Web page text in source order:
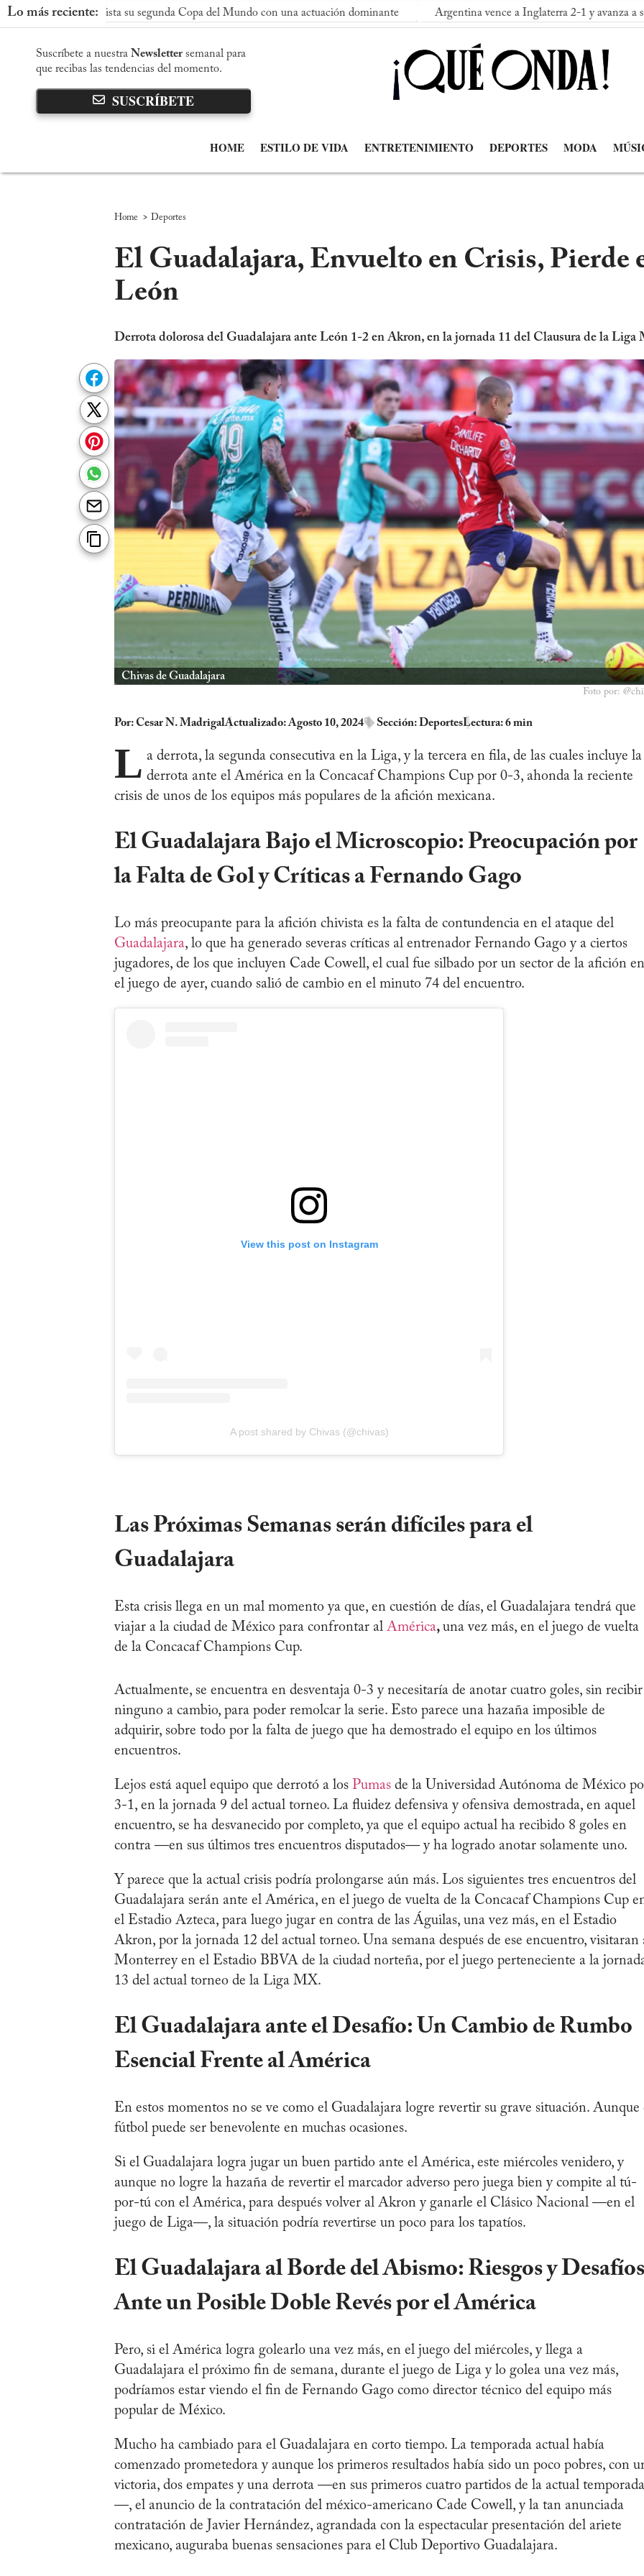
Lo más reciente:
conquista su segunda Copa del Mundo con una actuación dominante Argentina vence a Inglaterra 2-1 y avanza a su
Suscríbete a nuestra Newsletter semanal para
que recibas las tendencias del momento.
SUSCRÍBETE
HOME ESTILO DE VIDA ENTRETENIMIENTO DEPORTES MODA
Home > Deportes
El Guadalajara, Envuelto en Crisis, Pierde
León
Derrota dolorosa del Guadalajara ante León 1-2 en Akron, en la jornada 11 del Clausura de la Liga
Chivas de Guadalajara
Foto por:
Por:Cesar N. MadrigalActualizado: Agosto 10, 2024 Sección:DeportesLectura: 6 min
L a derrota, la segunda consecutiva en la Liga, y la tercera en fila, de las cuales incluye la
derrota ante el América en la Concacaf Champions Cup por 0-3, ahonda la reciente
crisis de unos de los equipos más populares de la afición mexicana.
El Guadalajara Bajo el Microscopio: Preocupación por
la Falta de Gol y Críticas a Fernando Gago
Lo más preocupante para la afición chivista es la falta de contundencia en el ataque del
Guadalajara, lo que ha generado severas críticas al entrenador Fernando Gago y a ciertos
jugadores, de los que incluyen Cade Cowell, el cual fue silbado por un sector de la afición en
el juego de ayer, cuando salió de cambio en el minuto 74 del encuentro.
View this post on Instagram
A post shared by Chivas (@chivas)
Las Próximas Semanas serán difíciles para el
Guadalajara
Esta crisis llega en un mal momento ya que, en cuestión de días, el Guadalajara tendrá que
viajar a la ciudad de México para confrontar al América, una vez más, en el juego de vuelta
de la Concacaf Champions Cup.
Actualmente, se encuentra en desventaja 0-3 y necesitaría de anotar cuatro goles, sin recibir
ninguno a cambio, para poder remolcar la serie. Esto parece una hazaña imposible de
adquirir, sobre todo por la falta de juego que ha demostrado el equipo en los últimos
encuentros.
Lejos está aquel equipo que derrotó a los Pumas de la Universidad Autónoma de México
3-1, en la jornada 9 del actual torneo. La fluidez defensiva y ofensiva demostrada, en aquel
encuentro, se ha desvanecido por completo, ya que el equipo actual ha recibido 8 goles en
contra —en sus últimos tres encuentros disputados— y ha logrado anotar solamente uno.
Y parece que la actual crisis podría prolongarse aún más. Los siguientes tres encuentros del
Guadalajara serán ante el América, en el juego de vuelta de la Concacaf Champions Cup
el Estadio Azteca, para luego jugar en contra de las Águilas, una vez más, en el Estadio
Akron, por la jornada 12 del actual torneo. Una semana después de ese encuentro, visitaran
Monterrey en el Estadio BBVA de la ciudad norteña, por el juego perteneciente a la
13 del actual torneo de la Liga MX.
El Guadalajara ante el Desafío: Un Cambio de Rumbo
Esencial Frente al América
En estos momentos no se ve como el Guadalajara logre revertir su grave situación. Aunque
fútbol puede ser benevolente en muchas ocasiones.
Si el Guadalajara logra jugar un buen partido ante el América, este miércoles venidero, y
aunque no logre la hazaña de revertir el marcador adverso pero juega bien y compite al tú-
por-tú con el América, para después volver al Akron y ganarle el Clásico Nacional —en el
juego de Liga—, la situación podría revertirse un poco para los tapatíos.
El Guadalajara al Borde del Abismo: Riesgos y Desafíos
Ante un Posible Doble Revés por el América
Pero, si el América logra golearlo una vez más, en el juego del miércoles, y llega a
Guadalajara el próximo fin de semana, durante el juego de Liga y lo golea una vez más,
podríamos estar viendo el fin de Fernando Gago como director técnico del equipo más
popular de México.
Mucho ha cambiado para el Guadalajara en corto tiempo. La temporada actual había
comenzado prometedora y aunque los primeros resultados había sido un poco pobres, con
victoria, dos empates y una derrota —en sus primeros cuatro partidos de la actual temporada
—, el anuncio de la contratación del méxico-americano Cade Cowell, y la tan anunciada
contratación de Javier Hernández, agrandada con la espectacular presentación del ariete
mexicano, auguraba buenas sensaciones para el Club Deportivo Guadalajara.